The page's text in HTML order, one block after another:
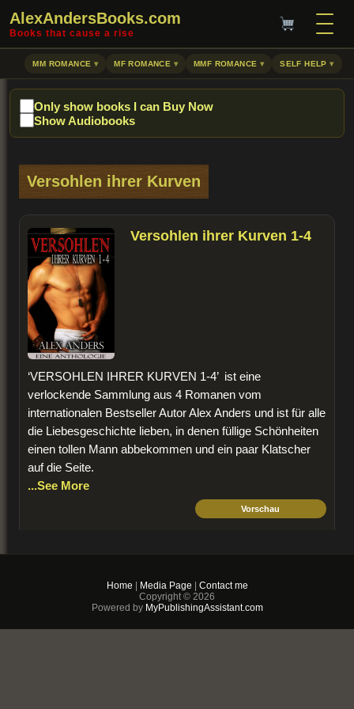
AlexAndersBooks.com
Books that cause a rise
MM ROMANCE MF ROMANCE MMF ROMANCE SELF HELP
Only show books I can Buy Now
Show Audiobooks
Versohlen ihrer Kurven
Versohlen ihrer Kurven 1-4
‘VERSOHLEN IHRER KURVEN 1-4’ ist eine
verlockende Sammlung aus 4 Romanen vom
internationalen Bestseller Autor Alex Anders und ist für alle
die Liebesgeschichte lieben, in denen füllige Schönheiten
einen tollen Mann abbekommen und ein paar Klatscher
auf die Seite.
...See More
Vorschau
iPhone/Android/Kindle)
Buy Now
Home Media Page
Contact me
Copyright © 2026
Powered byMyPublishingAssistant.com